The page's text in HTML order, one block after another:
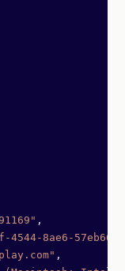
,
4544-8ae6-
,